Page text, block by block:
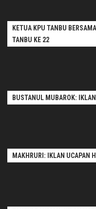
KETUA KPU TANBU
TANBU KE 22
BUSTANUL MUBAROK:
MAKHRURI: IKLAN UCAPAN